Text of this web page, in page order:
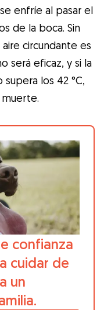
familia! Todas
Veterinaria
enfríe al pasar el
de la boca. Sin
circundante es
será eficaz, y si la
los 42 °C,
confianza
cuidar de
un